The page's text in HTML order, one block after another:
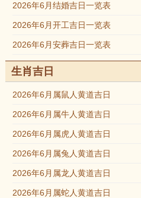
2026年6月结婚吉日一览表
2026年6月开工吉日一览表
2026年6月安葬吉日一览表
生肖吉日
2026年6月属鼠人黄道吉日
2026年6月属牛人黄道吉日
2026年6月属虎人黄道吉日
2026年6月属兔人黄道吉日
2026年6月属龙人黄道吉日
2026年6月属蛇人黄道吉日